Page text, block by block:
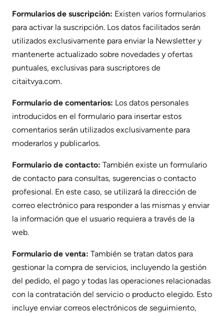
Formularios de suscripción: Existen varios formularios
para activar la suscripción. Los datos facilitados serán
utilizados exclusivamente para enviar la Newsletter y
mantenerte actualizado sobre novedades y ofertas
puntuales, exclusivas para suscriptores de
citaitvya.com.
Formulario de comentarios: Los datos personales
introducidos en el formulario para insertar estos
comentarios serán utilizados exclusivamente para
moderarlos y publicarlos.
Formulario de contacto: También existe un formulario
de contacto para consultas, sugerencias o contacto
profesional. En este caso, se utilizará la dirección de
correo electrónico para responder a las mismas y enviar
la información que el usuario requiera a través de la
web.
Formulario de venta: También se tratan datos para
gestionar la compra de servicios, incluyendo la gestión
del pedido, el pago y todas las operaciones relacionadas
con la contratación del servicio o producto elegido. Esto
incluye enviar correos electrónicos de seguimiento,